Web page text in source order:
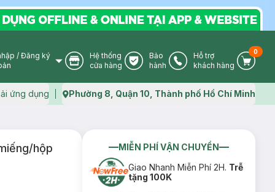
User Icon
/ Đăng ký
Store Icon
Hệ thống
cửa hàng
Warranty Icon
Bảo
hành
Phone Icon
Hỗ trợ
khách hàng
Cart
0
ứng dụng Map icon
Phường 8, Quận 10, Thành phố Hồ Chí Minh
hộp
MIỄN PHÍ VẬN CHUYỂN
Giao Nhanh Miễn Phí 2H. Trễ
tặng 100K